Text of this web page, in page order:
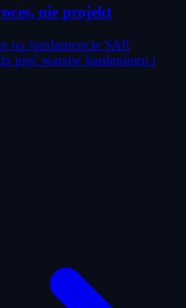
nie projekt
na fundamencie SAP.
pięć warstw hardeningu i